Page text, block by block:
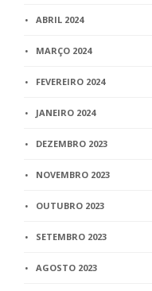
ABRIL 2024
MARÇO 2024
FEVEREIRO 2024
JANEIRO 2024
DEZEMBRO 2023
NOVEMBRO 2023
OUTUBRO 2023
SETEMBRO 2023
AGOSTO 2023